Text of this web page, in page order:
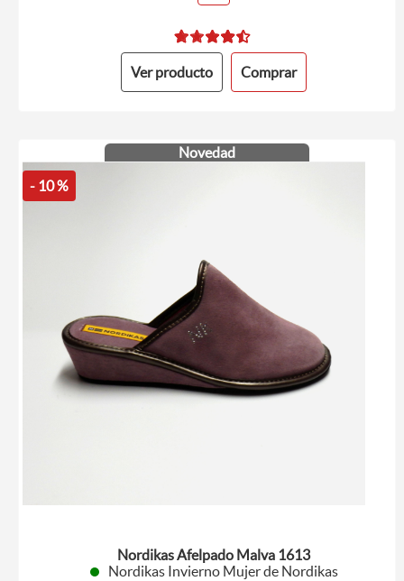
Ver producto Comprar
Novedad
- 10 %
Nordikas Afelpado Malva 1613
Nordikas Invierno Mujer de Nordikas